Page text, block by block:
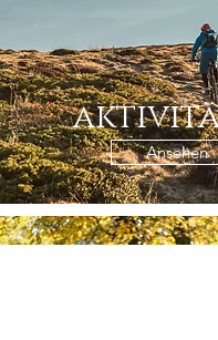
Ansehen